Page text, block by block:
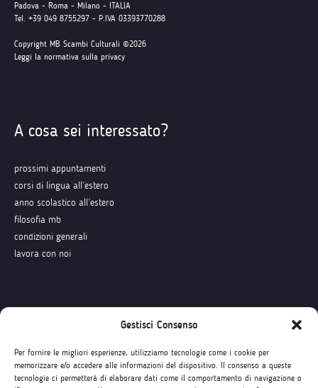
Gestisci Consenso
Per fornire le migliori esperienze, utilizziamo tecnologie come i cookie per
memorizzare e/o accedere alle informazioni del dispositivo. Il consenso a queste
tecnologie ci permetterà di elaborare dati come il comportamento di navigazione o
Padova - Roma - Milano - ITALIA
Tel. +39 049 8755297 - P.IVA 03393770288
Copyright MB Scambi Culturali ©2026
Leggi la normativa sulla privacy
A cosa sei interessato?
prossimi appuntamenti
corsi di lingua all’estero
anno scolastico all’estero
filosofia mb
condizioni generali
lavora con noi